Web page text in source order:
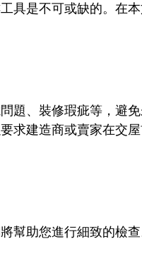
具是不可或缺的。在
題、裝修瑕疵等，避
求建造商或賣家在交
幫助您進行細致的檢